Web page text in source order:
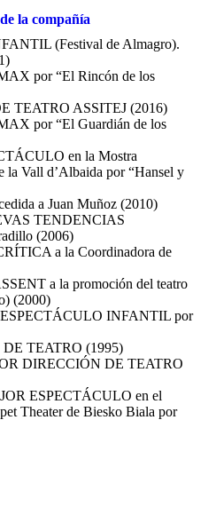
la compañía
(Festival de Almagro).
por “El Rincón de los
TEATRO ASSITEJ (2016)
por “El Guardián de los
en la Mostra
la Vall d’Albaida por “Hansel y
a Juan Muñoz (2010)
TENDENCIAS
(2006)
a la Coordinadora de
a la promoción del teatro
(2000)
INFANTIL por
TEATRO (1995)
DIRECCIÓN DE TEATRO
ESPECTÁCULO en el
Theater de Biesko Biala por